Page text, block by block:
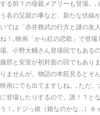
する前？の母親メアリーも登場。,
う名の父親の事など、新たな伏線
いては「赤井務武の行方と謎の友
ね！, 映画「から紅の恋歌」で登
場。小野大輔さん登場回でもある
服部と安室が初対面の回でもあり
りませんが、物語の本筋見るとそ
映画にでも出てますしね。, ただ
に登場したりするので、誰！？と
う！, ドジっ娘（娘なのかな…）キ